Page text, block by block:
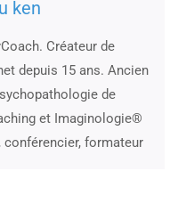
ken
Créateur de
depuis 15 ans. Ancien
de
et Imaginologie®
conférencier, formateur